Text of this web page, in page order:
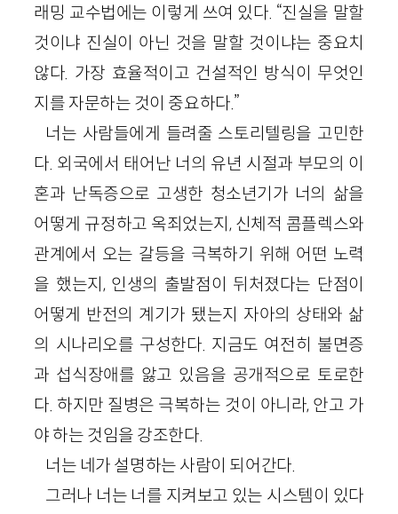
래밍 교수법에는 이렇게 쓰여 있다. “진실을 말할
것이냐 진실이 아닌 것을 말할 것이냐는 중요치
않다. 가장 효율적이고 건설적인 방식이 무엇인
지를 자문하는 것이 중요하다.”
너는 사람들에게 들려줄 스토리텔링을 고민한
다. 외국에서 태어난 너의 유년 시절과 부모의 이
혼과 난독증으로 고생한 청소년기가 너의 삶을
어떻게 규정하고 옥죄었는지, 신체적 콤플렉스와
관계에서 오는 갈등을 극복하기 위해 어떤 노력
을 했는지, 인생의 출발점이 뒤처졌다는 단점이
어떻게 반전의 계기가 됐는지 자아의 상태와 삶
의 시나리오를 구성한다. 지금도 여전히 불면증
과 섭식장애를 앓고 있음을 공개적으로 토로한
다. 하지만 질병은 극복하는 것이 아니라, 안고 가
야 하는 것임을 강조한다.
너는 네가 설명하는 사람이 되어간다.
그러나 너는 너를 지켜보고 있는 시스템이 있다